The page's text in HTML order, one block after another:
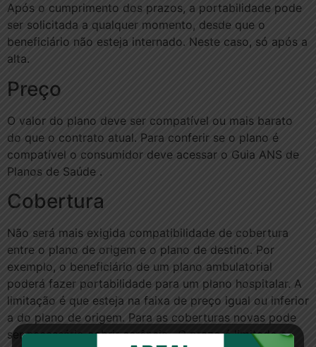
Após o cumprimento dos prazos, a portabilidade pode
ser solicitada a qualquer momento, desde que o
beneficiário não esteja internado. Neste caso, só após a
alta.
Preço
O valor do plano deve ser compatível ou mais barato
do que o contrato atual. Para conferir se o plano é
compatível o consumidor deve acessar o Guia ANS de
Planos de Saúde .
Cobertura
Não será mais exigida compatibilidade de cobertura
entre o plano de origem e o plano de destino. Por
exemplo, o beneficiário de um plano ambulatorial
poderá fazer portabilidade para um plano hospitalar. A
limitação é que esteja na faixa de preço igual ou inferior
a do plano de origem. Para as coberturas novas pode
ser necessário cobrir carência . O prazo é limitado a